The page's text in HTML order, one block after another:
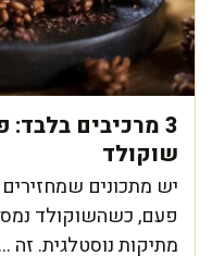
3 מרכיבים
שוקולד
יש מתכונים
פעם, כשהשוקולד
מתיקות נוסטלגית. זה ...